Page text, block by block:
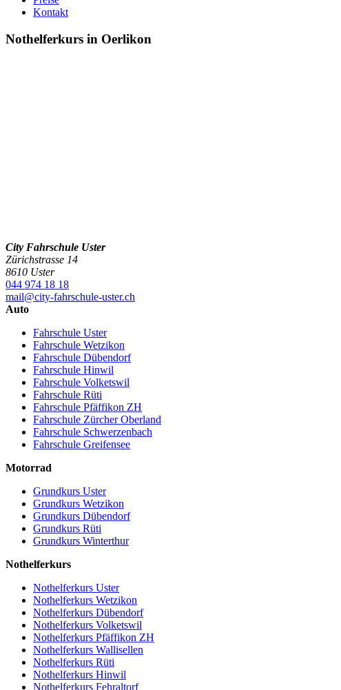
Kontakt
Nothelferkurs in Oerlikon
City Fahrschule Uster
Zürichstrasse 14
8610 Uster
044 974 18 18
mail@city-fahrschule-uster.ch
Auto
Fahrschule Uster
Fahrschule Wetzikon
Fahrschule Dübendorf
Fahrschule Hinwil
Fahrschule Volketswil
Fahrschule Rüti
Fahrschule Pfäffikon ZH
Fahrschule Zürcher Oberland
Fahrschule Schwerzenbach
Fahrschule Greifensee
Motorrad
Grundkurs Uster
Grundkurs Wetzikon
Grundkurs Dübendorf
Grundkurs Rüti
Grundkurs Winterthur
Nothelferkurs
Nothelferkurs Uster
Nothelferkurs Wetzikon
Nothelferkurs Dübendorf
Nothelferkurs Volketswil
Nothelferkurs Pfäffikon ZH
Nothelferkurs Wallisellen
Nothelferkurs Rüti
Nothelferkurs Hinwil
Nothelferkurs Fehraltorf